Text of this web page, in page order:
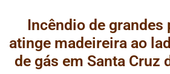
Incêndio de grandes
atinge madeireira ao
de gás em Santa Cruz